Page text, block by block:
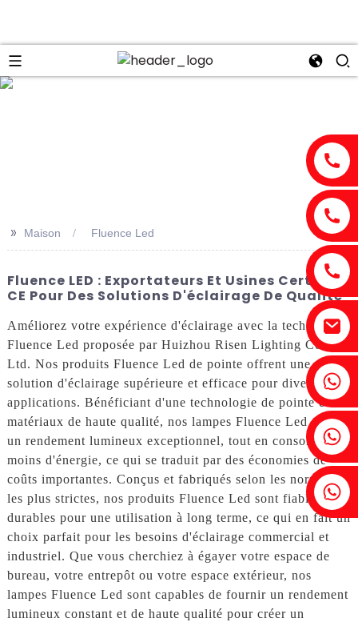
Fenia : +86 18607525299
Lierre : +86 18607522355
Tobin : +86 18818667168
>> Maison Fluence Led
Fluence LED : Exportateurs Et Usines Certifiés
CE Pour Des Solutions D'éclairage De Qualité
Améliorez votre expérience d'éclairage avec la technologie
Fluence Led proposée par Huizhou Risen Lighting Co.,
Ltd. Nos produits Fluence Led de pointe offrent une
solution d'éclairage supérieure et efficace pour diverses
applications. Bénéficiant d'une technologie de pointe et de
matériaux de haute qualité, nos lampes Fluence Led offrent
un rendement lumineux exceptionnel, tout en consommant
moins d'énergie, ce qui se traduit par des économies de
coûts importantes. Conçus et fabriqués selon les normes
les plus strictes, nos produits Fluence Led sont fiables et
durables pour une utilisation à long terme, ce qui en fait un
choix parfait pour les besoins d'éclairage commercial et
industriel. Que vous cherchiez à égayer votre espace de
bureau, votre entrepôt ou votre espace extérieur, nos
lampes Fluence Led sont capables de fournir un rendement
lumineux constant et de haute qualité pour créer un